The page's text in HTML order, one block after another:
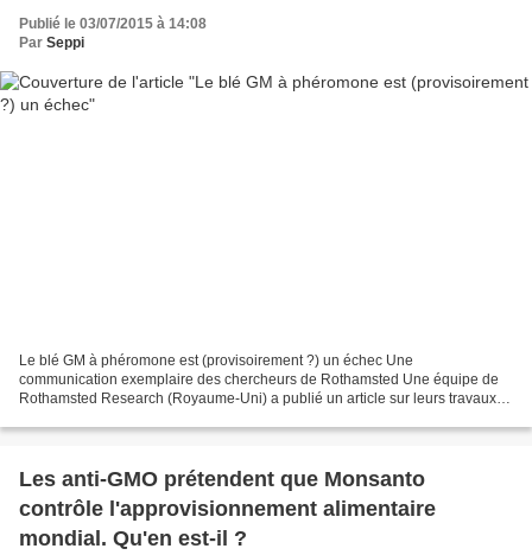
Publié le 03/07/2015 à 14:08
Par Seppi
Le blé GM à phéromone est (provisoirement ?) un échec Une
communication exemplaire des chercheurs de Rothamsted Une équipe de
Rothamsted Research (Royaume-Uni) a publié un article sur leurs travaux
Les anti-GMO prétendent que Monsanto
contrôle l'approvisionnement alimentaire
mondial. Qu'en est-il ?